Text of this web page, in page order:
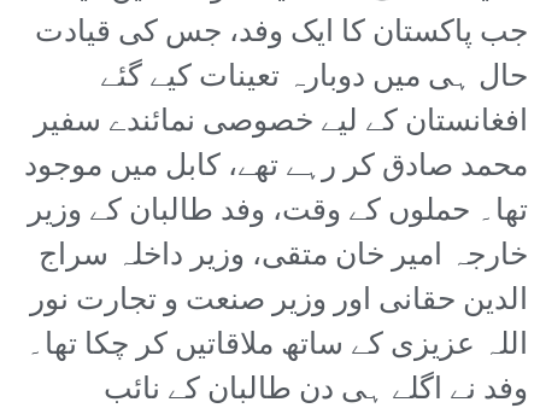
جب پاکستان کا ایک وفد، جس کی قیادت
حال ہی میں دوبارہ تعینات کیے گئے
افغانستان کے لیے خصوصی نمائندے سفیر
محمد صادق کر رہے تھے، کابل میں موجود
تھا۔ حملوں کے وقت، وفد طالبان کے وزیر
خارجہ امیر خان متقی، وزیر داخلہ سراج
الدین حقانی اور وزیر صنعت و تجارت نور
اللہ عزیزی کے ساتھ ملاقاتیں کر چکا تھا۔
وفد نے اگلے ہی دن طالبان کے نائب